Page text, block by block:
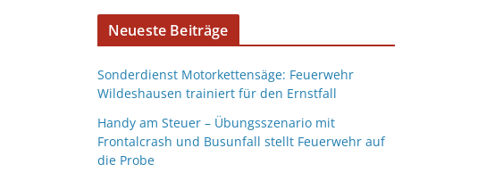
Neueste Beiträge
Sonderdienst Motorkettensäge: Feuerwehr
Wildeshausen trainiert für den Ernstfall
Handy am Steuer – Übungsszenario mit
Frontalcrash und Busunfall stellt Feuerwehr auf
die Probe